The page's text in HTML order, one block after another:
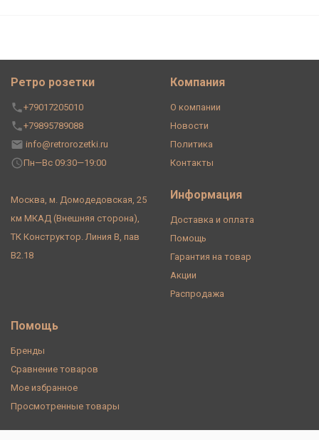
Ретро розетки
+79017205010
+79895789088
info@retrorozetki.ru
Пн—Вс 09:30—19:00
Москва, м. Домодедовская, 25
км МКАД (Внешняя сторона),
ТК Конструктор. Линия В, пав
В2.18
Компания
О компании
Новости
Политика
Контакты
Информация
Доставка и оплата
Помощь
Гарантия на товар
Акции
Распродажа
Помощь
Бренды
Сравнение товаров
Мое избранное
Просмотренные товары